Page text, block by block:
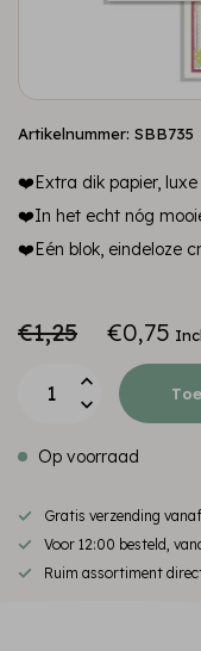
Artikelnummer: SBB735
❤️Extra dik papier,
❤️In het echt nóg
❤️Eén blok, eindeloze
€1,25 €0,75
Op voorraad
Gratis verzending
Voor 12:00 besteld,
Ruim assortiment